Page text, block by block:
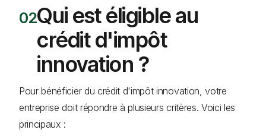
Qui est éligible au
crédit d'impôt
innovation ?
Pour bénéficier du crédit d'impôt innovation, votre
entreprise doit répondre à plusieurs critères. Voici les
principaux :